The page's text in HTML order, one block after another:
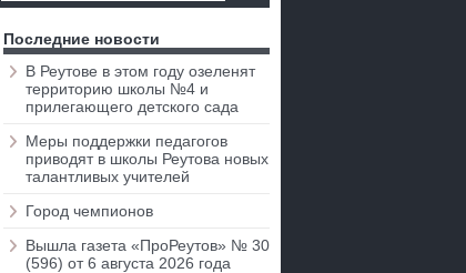
Последние новости
В Реутове в этом году озеленят
территорию школы №4 и
прилегающего детского сада
Меры поддержки педагогов
приводят в школы Реутова новых
талантливых учителей
Город чемпионов
Вышла газета «ПроРеутов» № 30
(596) от 6 августа 2026 года